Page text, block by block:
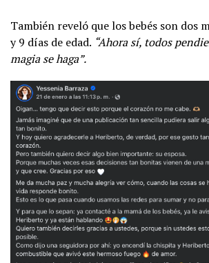
También reveló que los bebés son dos
y 9 días de edad. “Ahora sí, todos
magia se haga”.